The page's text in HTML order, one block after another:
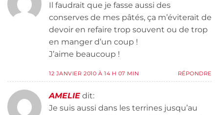
Il faudrait que je fasse aussi des
conserves de mes pâtés, ça m’éviterait de
devoir en refaire trop souvent ou de trop
en manger d’un coup !
J’aime beaucoup !
12 JANVIER 2010 À 14 H 07 MIN RÉPONDRE
AMELIE dit:
Je suis aussi dans les terrines jusqu’au